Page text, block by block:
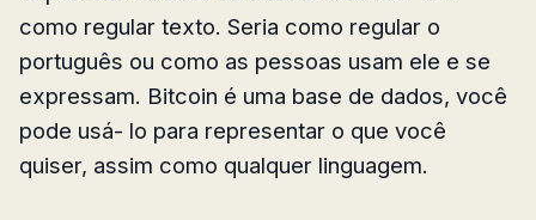
como regular texto. Seria como regular o
português ou como as pessoas usam ele e se
expressam. Bitcoin é uma base de dados, você
pode usá- lo para representar o que você
quiser, assim como qualquer linguagem.